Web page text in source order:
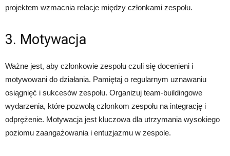
projektem wzmacnia relacje między członkami zespołu.
3. Motywacja
Ważne jest, aby członkowie zespołu czuli się docenieni i
motywowani do działania. Pamiętaj o regularnym uznawaniu
osiągnięć i sukcesów zespołu. Organizuj team-buildingowe
wydarzenia, które pozwolą członkom zespołu na integrację i
odprężenie. Motywacja jest kluczowa dla utrzymania wysokiego
poziomu zaangażowania i entuzjazmu w zespole.